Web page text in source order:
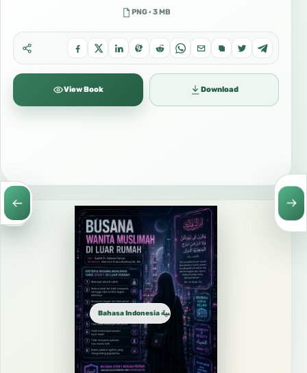
PNG · 3 MB
View Book Download
Bahasa Indonesia الإندونيسية